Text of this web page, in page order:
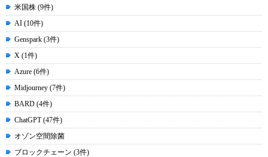
米国株 (9件)
AI (10件)
Genspark (3件)
X (1件)
Azure (6件)
Midjourney (7件)
BARD (4件)
ChatGPT (47件)
オゾン空間除菌
ブロックチェーン (3件)